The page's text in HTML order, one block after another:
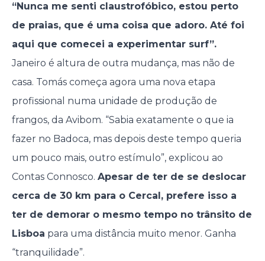
“Nunca me senti claustrofóbico, estou perto
de praias, que é uma coisa que adoro. Até foi
aqui que comecei a experimentar surf”.
Janeiro é altura de outra mudança, mas não de
casa. Tomás começa agora uma nova etapa
profissional numa unidade de produção de
frangos, da Avibom. “Sabia exatamente o que ia
fazer no Badoca, mas depois deste tempo queria
um pouco mais, outro estímulo”, explicou ao
Contas Connosco. Apesar de ter de se deslocar
cerca de 30 km para o Cercal, prefere isso a
ter de demorar o mesmo tempo no trânsito de
Lisboa para uma distância muito menor. Ganha
“tranquilidade”.